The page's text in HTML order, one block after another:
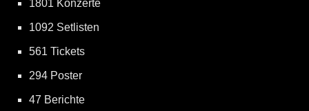
1801 Konzerte
1092 Setlisten
561 Tickets
294 Poster
47 Berichte